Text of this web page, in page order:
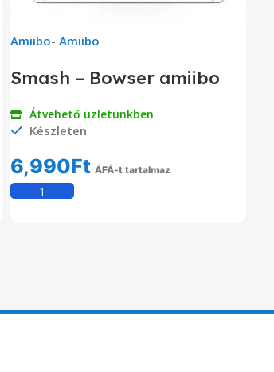
Amiibo- Amiibo
Smash – Bowser amiibo
Átvehető üzletünkben
Készleten
6,990Ft ÁFÁ-t tartalmaz